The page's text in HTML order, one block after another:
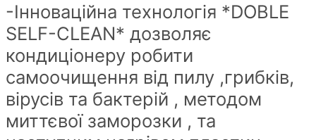
-Інноваційна технологія *DOBLE
SELF-CLEAN* дозволяє
кондиціонеру робити
самоочищення від пилу ,грибків,
вірусів та бактерій , методом
миттєвої заморозки , та